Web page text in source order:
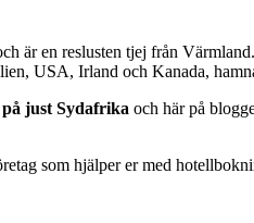
är en reslusten tjej från Värmland.
USA, Irland och Kanada,
just Sydafrika och här på
som hjälper er med